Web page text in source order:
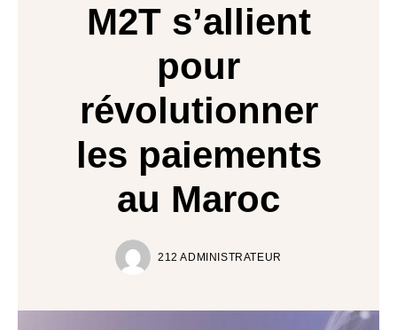
M2T s’allient
pour
révolutionner
les paiements
au Maroc
212 ADMINISTRATEUR